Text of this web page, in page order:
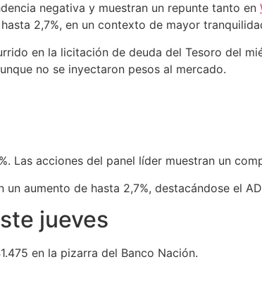
negativa y muestran un repunte tanto en
2,7%, en un contexto de mayor
en la licitación de deuda del Tesoro del
no se inyectaron pesos al mercado.
Las acciones del panel líder muestran un
aumento de hasta 2,7%, destacándose el
jueves
en la pizarra del Banco Nación.